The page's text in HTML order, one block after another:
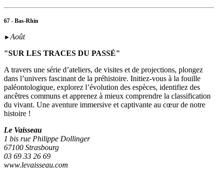
67 - Bas-Rhin
►Août
"SUR LES TRACES DU PASSÉ"
A travers une série d’ateliers, de visites et de projections, plongez
dans l’univers fascinant de la préhistoire. Initiez-vous à la fouille
paléontologique, explorez l’évolution des espèces, identifiez des
ancêtres communs et apprenez à mieux comprendre la classification
du vivant. Une aventure immersive et captivante au cœur de notre
histoire !
Le Vaisseau
1 bis rue Philippe Dollinger
67100 Strasbourg
03 69 33 26 69
www.levaisseau.com